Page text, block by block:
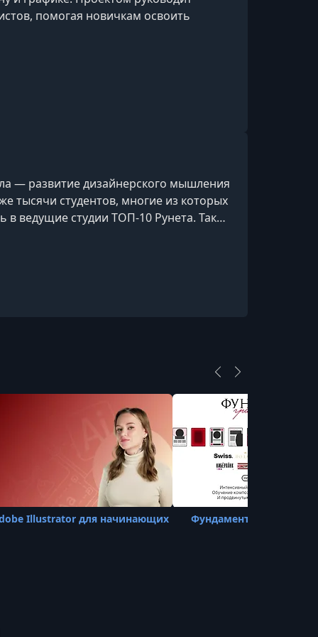
помогая новичкам освоить
— развитие дизайнерского мышления
тысячи студентов, многие из которых
в ведущие студии ТОП-10 Рунета. Также
секции «Фриланс» на мероприятии
Illustrator для начинающих Фундамент